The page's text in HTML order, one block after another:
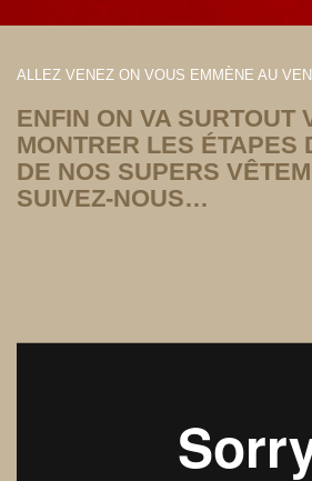
ALLEZ VENEZ ON VOUS EMMÈNE AU
ENFIN ON VA SURTOUT
MONTRER LES ÉTAPES
DE NOS SUPERS
SUIVEZ-NOUS…